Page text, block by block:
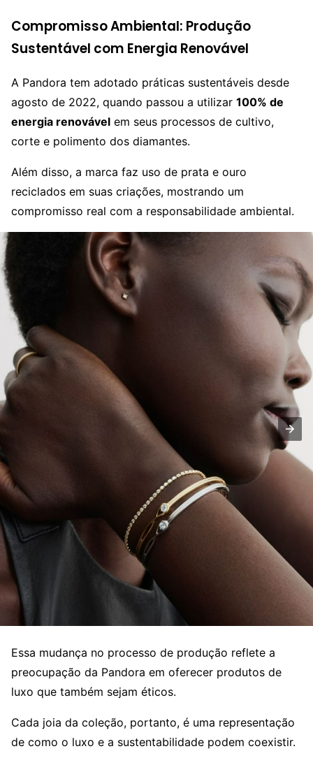
Compromisso Ambiental: Produção
Sustentável com Energia Renovável
A Pandora tem adotado práticas sustentáveis desde
agosto de 2022, quando passou a utilizar 100% de
energia renovável em seus processos de cultivo,
corte e polimento dos diamantes.
Além disso, a marca faz uso de prata e ouro
reciclados em suas criações, mostrando um
compromisso real com a responsabilidade ambiental.
Essa mudança no processo de produção reflete a
preocupação da Pandora em oferecer produtos de
luxo que também sejam éticos.
Cada joia da coleção, portanto, é uma representação
de como o luxo e a sustentabilidade podem coexistir.